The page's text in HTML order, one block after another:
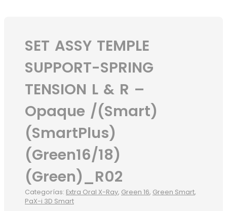
SET ASSY TEMPLE
SUPPORT-SPRING
TENSION L & R –
Opaque /(Smart)
(SmartPlus)
(Green16/18)
(Green)_R02
Categorías: Extra Oral X-Ray, Green 16, Green Smart,
PaX-i 3D Smart